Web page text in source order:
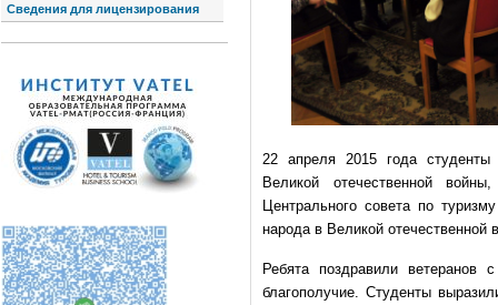
22 апреля 2015 года
Великой отечественной
Центрального совета по
народа в Великой
Ребята поздравили
благополучие. Студенты
Сведения для лицензирования